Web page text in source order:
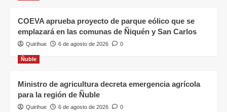
COEVA aprueba proyecto de parque eólico que se
emplazará en las comunas de Ñiquén y San Carlos
Quirihue 6 de agosto de 2026 0
Ñuble
Ministro de agricultura decreta emergencia agrícola
para la región de Ñuble
Quirihue 6 de agosto de 2026 0